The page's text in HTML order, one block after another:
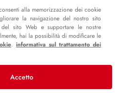
alla memorizzazione dei cookie
la navigazione del nostro sito
sito Web e supportare le nostre
hai la possibilità di modificare le
.informativa sul trattamento dei
Accetto